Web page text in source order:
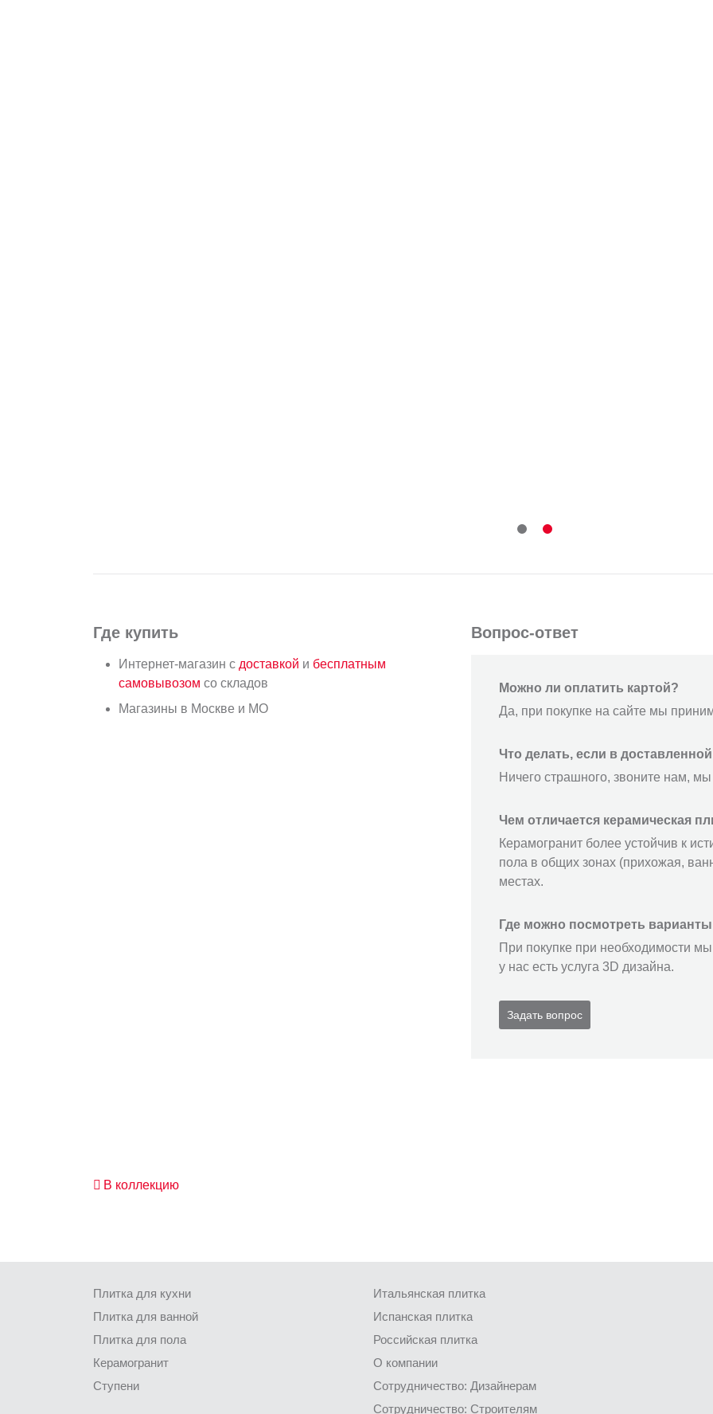
Где купить
Интернет-магазин с доставкой и бесплатным
самовывозом со складов
Магазины в Москве и МО
Вопрос-ответ
Можно ли оплатить картой?
Да, при покупке на сайте мы
Что делать, если в
Ничего страшного, звоните нам,
Чем отличается керамическая
Керамогранит более устойчив к
пола в общих зонах (прихожая,
местах.
Где можно посмотреть
При покупке при необходимости
у нас есть услуга 3D дизайна.
Задать вопрос
В коллекцию
Плитка для кухни
Плитка для ванной
Плитка для пола
Керамогранит
Ступени
Итальянская плитка
Испанская плитка
Российская плитка
О компании
Сотрудничество: Дизайнерам
Сотрудничество: Строителям